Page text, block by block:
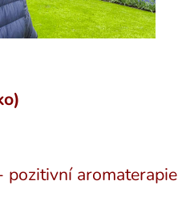
pozitivní aromaterapie